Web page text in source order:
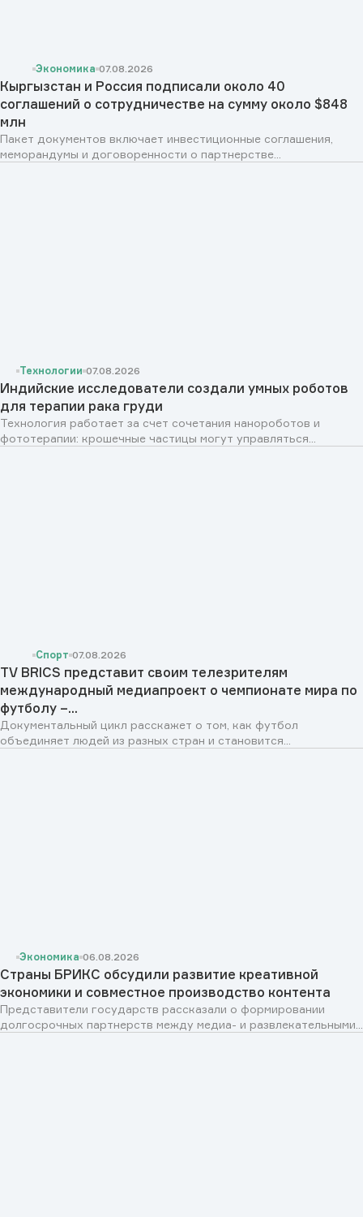
Экономика 07.08.2026
Кыргызстан и Россия подписали около 40
соглашений о сотрудничестве на сумму около $848
млн
Пакет документов включает инвестиционные соглашения,
меморандумы и договоренности о партнерстве...
Технологии 07.08.2026
Индийские исследователи создали умных роботов
для терапии рака груди
Технология работает за счет сочетания нанороботов и
фототерапии: крошечные частицы могут управляться...
Спорт 07.08.2026
TV BRICS представит своим телезрителям
международный медиапроект о чемпионате мира по
футболу –...
Документальный цикл расскажет о том, как футбол
объединяет людей из разных стран и становится...
Экономика 06.08.2026
Страны БРИКС обсудили развитие креативной
экономики и совместное производство контента
Представители государств рассказали о формировании
долгосрочных партнерств между медиа- и развлекательными...